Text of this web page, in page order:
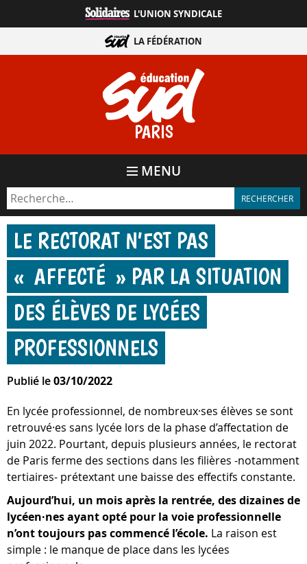
directement
contenu
PARIS
L'UNION SYNDICALE
LA FÉDÉRATION
MENU
LE RECTORAT N’EST PAS
« AFFECTÉ » PAR LA SITUATION
DES ÉLÈVES DE LYCÉES
PROFESSIONNELS
Publié le03/10/2022
En lycée professionnel, de nombreux·ses élèves se sont
retrouvé·es sans lycée lors de la phase d’affectation de
juin 2022. Pourtant, depuis plusieurs années, le rectorat
de Paris ferme des sections dans les filières -notamment
tertiaires- prétextant une baisse des effectifs constante.
Aujourd’hui, un mois après la rentrée, des dizaines de
lycéen·nes ayant opté pour la voie professionnelle
n’ont toujours pas commencé l’école. La raison est
simple : le manque de place dans les lycées